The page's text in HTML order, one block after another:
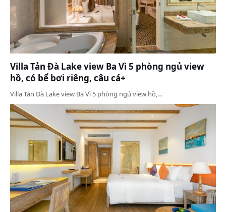
Villa Tản Đà Lake view Ba Vì 5 phòng ngủ view
hồ, có bể bơi riêng, câu cá+
Villa Tản Đà Lake view Ba Vì 5 phòng ngủ view hồ,…